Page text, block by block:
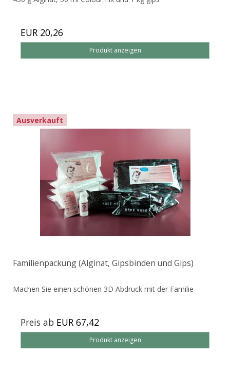
EUR 20,26
Produkt anzeigen
Ausverkauft
Familienpackung (Alginat, Gipsbinden und Gips)
Machen Sie einen schönen 3D Abdruck mit der Familie
Preis ab EUR 67,42
Produkt anzeigen